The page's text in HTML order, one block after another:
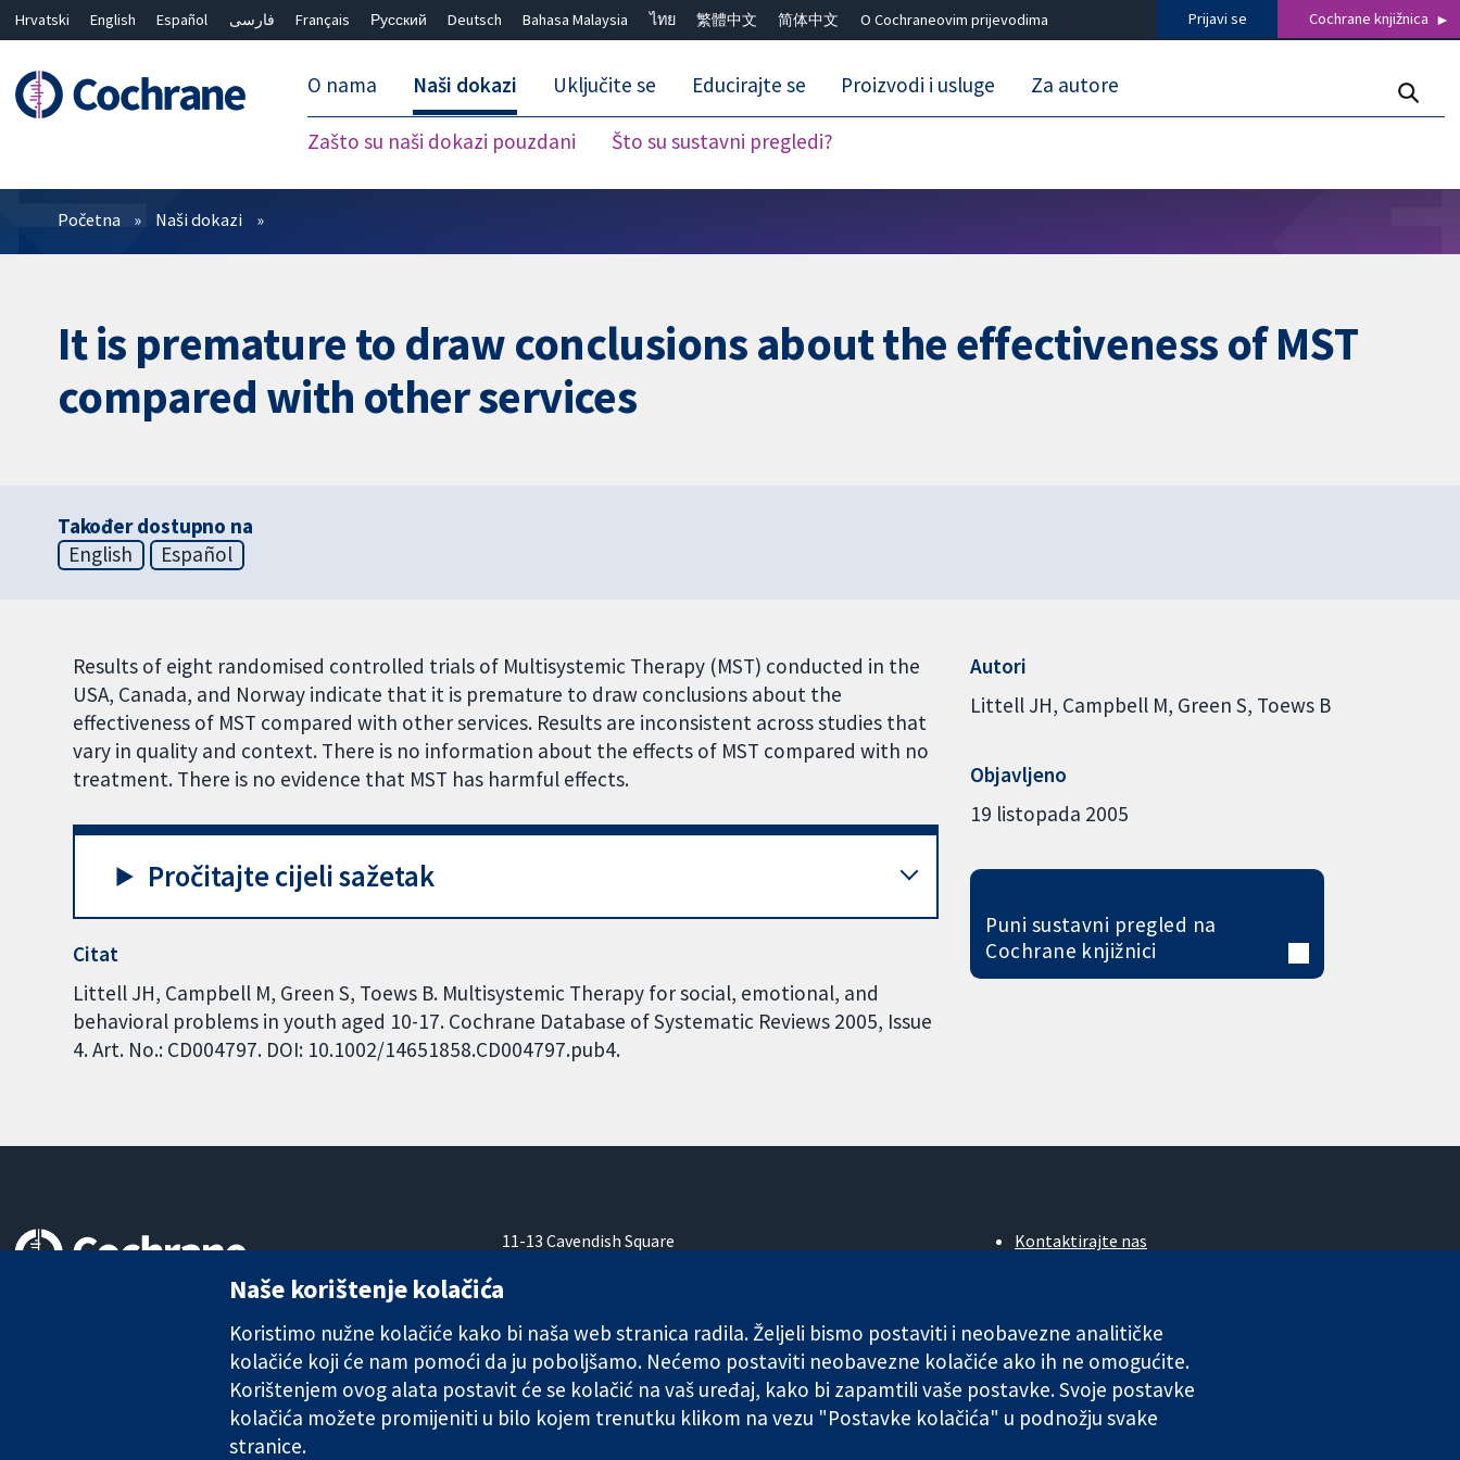
Hrvatski English Español فارسی Français Русский Deutsch Bahasa Malaysia ไทย 繁體中文 简体中文 O Cochraneovim prijevodima Prijavi se Cochrane knjižnica
O nama Naši dokazi
Zašto su naši dokazi pouzdani Što su sustavni pregledi?
Uključite se Educirajte se Proizvodi i usluge Za autore
Prečistači
Početna Naši dokazi
It is premature to draw conclusions about the effectiveness of MST
compared with other services
Također dostupno na
English
Español
Results of eight randomised controlled trials of Multisystemic Therapy (MST) conducted in the
USA, Canada, and Norway indicate that it is premature to draw conclusions about the
effectiveness of MST compared with other services. Results are inconsistent across studies that
vary in quality and context. There is no information about the effects of MST compared with no
treatment. There is no evidence that MST has harmful effects.
Pročitajte cijeli sažetak
Citat
Littell JH, Campbell M, Green S, Toews B. Multisystemic Therapy for social, emotional, and
behavioral problems in youth aged 10-17. Cochrane Database of Systematic Reviews 2005, Issue
4. Art. No.: CD004797. DOI: 10.1002/14651858.CD004797.pub4.
Autori
Littell JH Campbell M Green S Toews B
Objavljeno
19 listopada 2005
Puni sustavni pregled na
Cochrane knjižnici
11-13 Cavendish Square
W1G 0AN
Kontaktirajte nas
Poslovi
Cochrane Library
The Cochrane Collaboration is a charity (no. 1045921) and a company limited by guarantee (no. 03044323) registered in England & Wales. VAT registration number GB 718 2127 49.
Naše korištenje kolačića
Koristimo nužne kolačiće kako bi naša web stranica radila. Željeli bismo postaviti i neobavezne analitičke
kolačiće koji će nam pomoći da ju poboljšamo. Nećemo postaviti neobavezne kolačiće ako ih ne omogućite.
Korištenjem ovog alata postavit će se kolačić na vaš uređaj, kako bi zapamtili vaše postavke. Svoje postavke
kolačića možete promijeniti u bilo kojem trenutku klikom na vezu "Postavke kolačića" u podnožju svake
stranice.